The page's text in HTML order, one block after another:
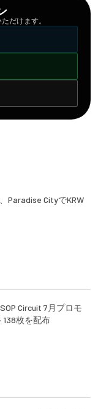
だけます。
Paradise CityでKRW
Circuit 7月プロモ
138枚を配布